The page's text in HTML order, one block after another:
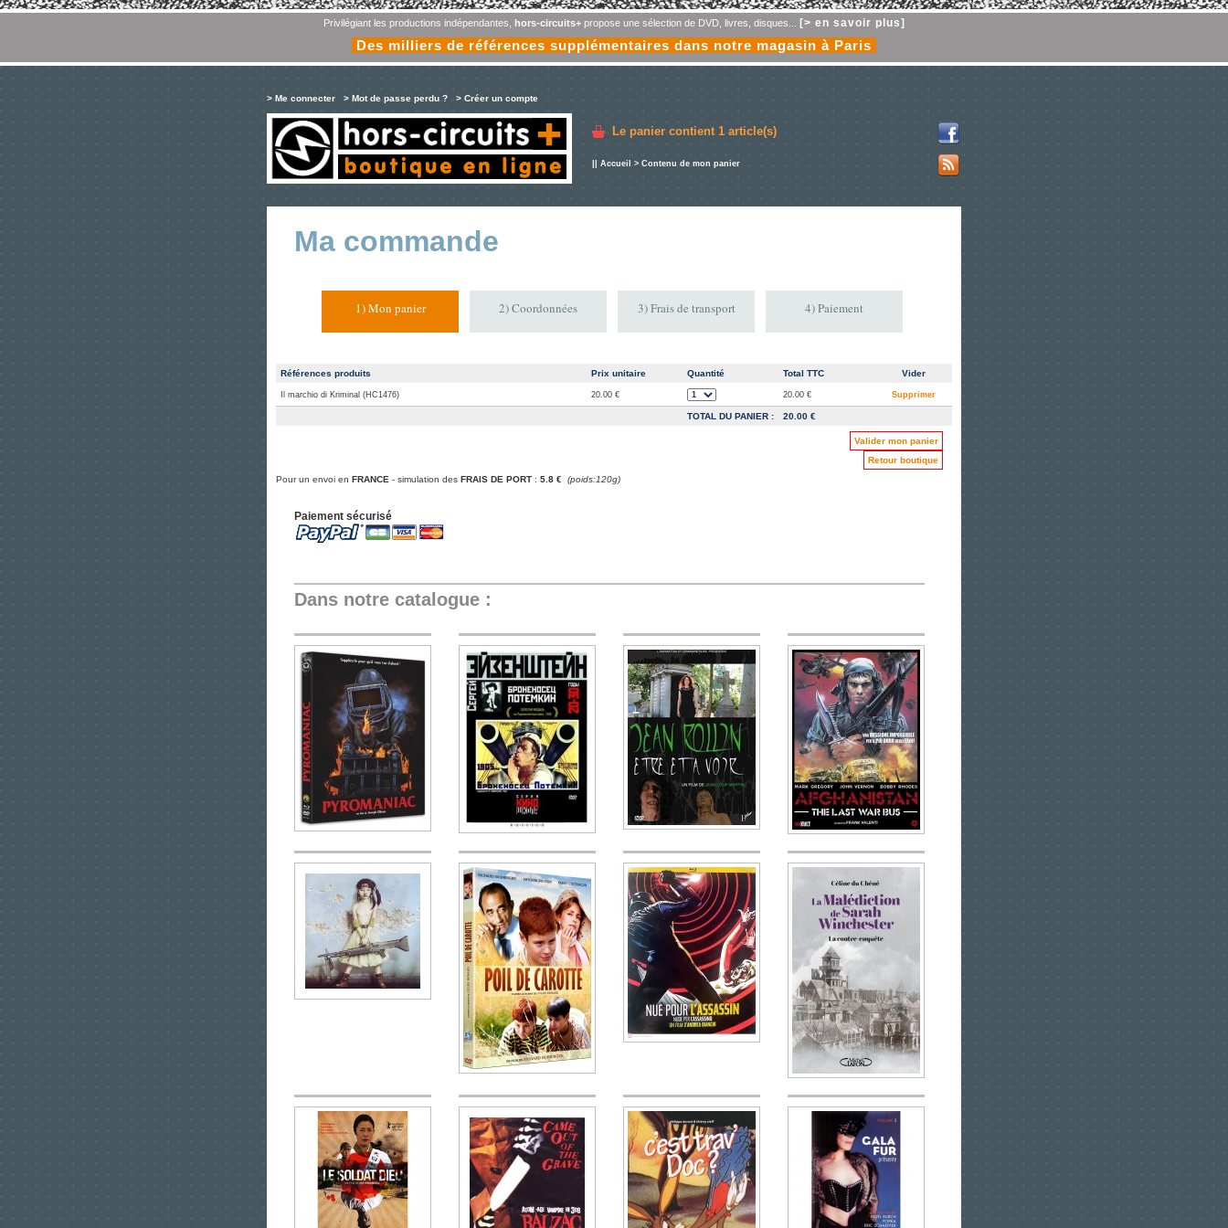
Privilégiant les productions indépendantes, hors-circuits+propose une sélection de DVD, livres, disques... [> en savoir plus]
Des milliers de références supplémentaires dans notre magasin à Paris
> Me connecter > Mot de passe perdu ? > Créer un compte
Le panier contient 1 article(s)
Accueil > Contenu de mon panier
Ma commande
1) Mon panier 2) Coordonnées 3) Frais de transport 4) Paiement
Références produits Prix unitaire Quantité Total TTC Vider
Il marchio di Kriminal (HC1476) 20.00 € 20.00 € Supprimer
TOTAL DU PANIER : 20.00 €
Valider mon panier
Retour boutique
Pour un envoi en FRANCE - simulation des FRAIS DE PORT : 5.8 € (poids:120g)
Paiement sécurisé
Dans notre catalogue :